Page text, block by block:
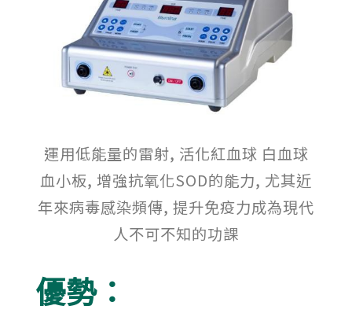
運用低能量的雷射, 活化紅血球 白血球
血小板, 增強抗氧化SOD的能力, 尤其近
年來病毒感染頻傳, 提升免疫力成為現代
人不可不知的功課
優勢：